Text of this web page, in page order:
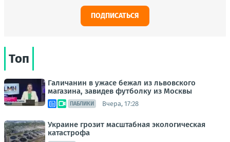
ПОДПИСАТЬСЯ
Топ
Галичанин в ужасе бежал из львовского
магазина, завидев футболку из Москвы
ПАБЛИКИ Вчера, 17:28
Украине грозит масштабная экологическая
катастрофа